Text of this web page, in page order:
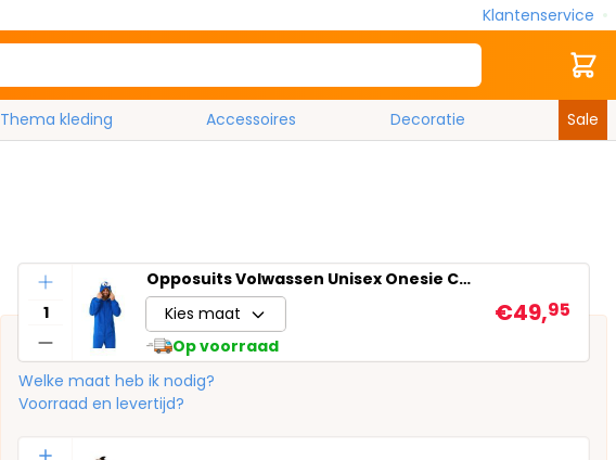
Klantenservice
Zoek Cart
Thema kleding Accessoires Decoratie
Sale
Aantal
Opposuits Volwassen Unisex Onesie Cookie Monster Blauw
Kies maat
Op voorraad
€49,95
Welke maat heb ik nodig?
Voorraad en levertijd?
Aantal